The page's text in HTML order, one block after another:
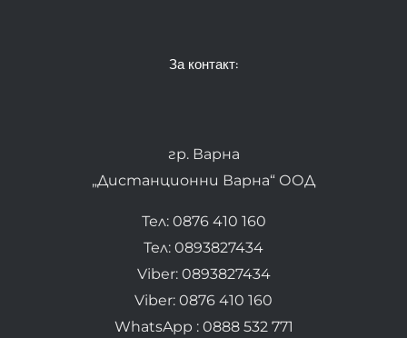
За контакт:
гр. Варна
„Дистанционни Варна“ ООД
Тел: 0876 410 160
Тел: 0893827434
Viber: 0893827434
Viber: 0876 410 160
WhatsApp : 0888 532 771